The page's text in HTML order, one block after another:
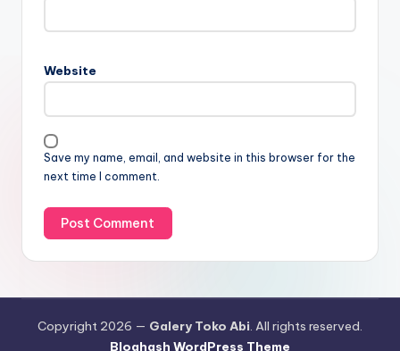
Website
Save my name, email, and website in this browser for the
next time I comment.
Copyright 2026 — Galery Toko Abi. All rights reserved.
Bloghash WordPress Theme